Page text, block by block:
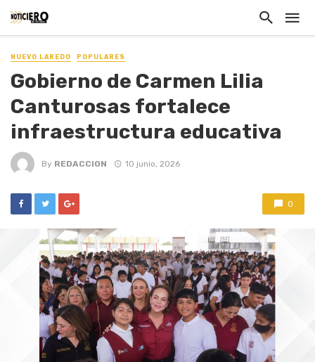
NUEVO LAREDO POPULARES
Gobierno de Carmen Lilia
Canturosas fortalece
infraestructura educativa
By REDACCION 10 junio, 2026
0